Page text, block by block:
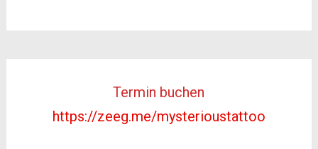
Termin buchen
https://zeeg.me/mysterioustattoo